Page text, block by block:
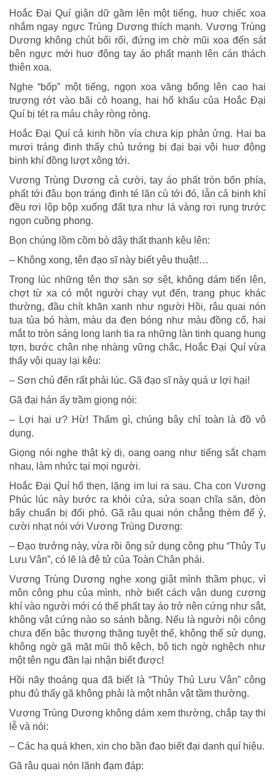
Hoắc Đại Quí giận dữ gầm lên một tiếng, huơ chiếc xoa
nhắm ngay ngực Trùng Dương thích mạnh. Vương Trùng
Dương không chút bối rối, đứng im chờ mũi xoa đến sát
bên ngực mới huơ động tay áo phất mạnh lên cán thách
thiên xoa.
Nghe “bốp” một tiếng, ngọn xoa văng bổng lên cao hai
trượng rớt vào bãi cỏ hoang, hai hổ khẩu của Hoắc Đại
Quí bị tét ra máu chảy ròng ròng.
Hoắc Đại Quí cả kinh hồn vía chưa kịp phản ửng. Hai ba
mươi tráng đinh thấy chủ tướng bị đại bại vội huơ động
binh khí đồng lượt xông tới.
Vương Trùng Dương cả cười, tay áo phất tròn bốn phía,
phất tới đâu bọn tráng đinh té lăn cù tới đó, lẫn cả binh khí
đều rơi lộp bộp xuống đất tựa như lá vàng rơi rụng trước
ngọn cuồng phong.
Bọn chúng lồm cồm bò dậy thất thanh kêu lên:
– Không xong, tên đạo sĩ này biết yêu thuật!…
Trong lúc những tên thợ săn sợ sệt, không dám tiến lên,
chợt từ xa có một người chạy vụt đến, trang phục khác
thường, đầu chít khăn xanh như người Hồi, râu quai nón
tua tủa bó hàm, màu da đen bóng như màu đồng cổ, hai
mắt to tròn sáng long lanh tia ra những làn tinh quang hung
tợn, bước chân nhẹ nhàng vững chắc, Hoắc Đại Quí vừa
thấy vội quay lại kêu:
– Sơn chủ đến rất phải lúc. Gã đạo sĩ này quá ư lợi hại!
Gã đại hán ấy trầm giọng nói:
– Lợi hại ư? Hừ! Thấm gì, chúng bây chỉ toàn là đồ vô
dụng.
Giọng nói nghe thật kỳ dị, oang oang như tiếng sắt chạm
nhau, làm nhức tại mọi người.
Hoắc Đại Quí hổ thẹn, lặng im lui ra sau. Cha con Vương
Phúc lúc này bước ra khỏi cửa, sửa soạn chĩa săn, đòn
bẩy chuẩn bị đối phó. Gã râu quai nón chẳng thèm để ý,
cười nhạt nói với Vương Trùng Dương:
– Đạo trưởng này, vừa rồi ông sử dụng công phu “Thủy Tụ
Lưu Vân”, có lẽ là đệ tử của Toàn Chân phái.
Vương Trùng Dương nghe xong giật mình thầm phục, vì
môn công phu của mình, nhờ biết cách vận dung cương
khí vào người mới có thể phất tay áo trở nên cứng như sắt,
không vật cứng nào so sánh bằng. Nếu là người nội công
chưa đến bậc thượng thặng tuyệt thế, không thể sử dụng,
không ngờ gã mặt mũi thô kệch, bộ tịch ngờ nghệch như
một tên ngu đần lại nhận biết được!
Hồi nãy thoáng qua đã biết là “Thủy Thủ Lưu Vân” công
phu đủ thấy gã không phải là một nhân vật tầm thường.
Vương Trùng Dương không dám xem thường, chắp tay thi
lễ và nói:
– Các hạ quá khen, xin cho bần đạo biết đại danh quí hiệu.
Gã râu quai nón lãnh đạm đáp: